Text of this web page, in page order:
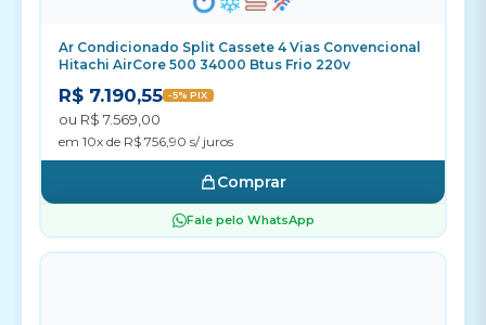
Ar Condicionado Split Cassete 4 Vias Convencional
Hitachi AirCore 500 34000 Btus Frio 220v
R$ 7.190,55 -5% PIX
ou R$ 7.569,00
em 10x de R$ 756,90 s/ juros
Comprar
Fale pelo WhatsApp